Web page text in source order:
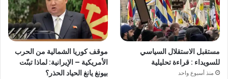
مستقبل الاستقلال السياسي
للسويداء : قراءة تحليلية
منذ أسبوع واحد
موقف كوريا الشمالية من الحرب
الأمريكية – الإيرانية: لماذا تبنّت
بيونغ يانغ الحياد الحذر؟